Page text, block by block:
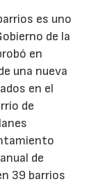
es uno
de la
en
una nueva
en el
de
de
39 barrios